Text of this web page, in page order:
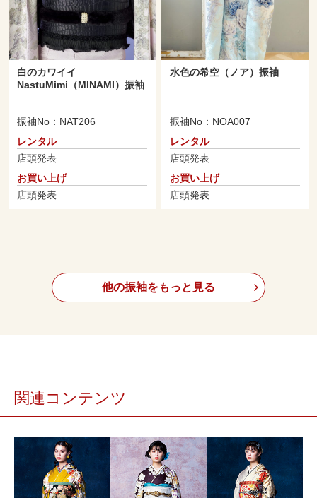
白のカワイイ
NastuMimi（MINAMI）振袖
振袖No：NAT206
レンタル
店頭発表
お買い上げ
店頭発表
水色の希空（ノア）振袖
振袖No：NOA007
レンタル
店頭発表
お買い上げ
店頭発表
他の振袖をもっと見る
関連コンテンツ